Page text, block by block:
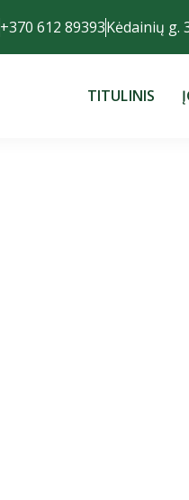
+370 612 89393Kėdainių g.
TITULINIS